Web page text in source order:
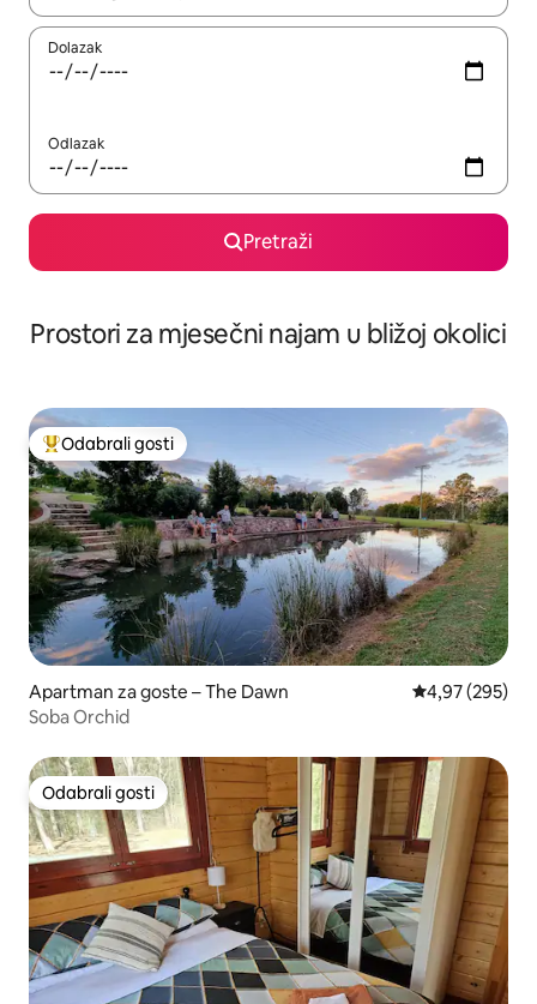
Dolazak
Odlazak
Pretraži
Prostori za mjesečni najam u bližoj okolici
Među najviše rangiranima s oznakom „Odabrali gosti”
Odabrali gosti
Apartman za goste – The Dawn Prosječna
4,97 (295)
Soba Orchid
Odabrali gosti
Odabrali gosti